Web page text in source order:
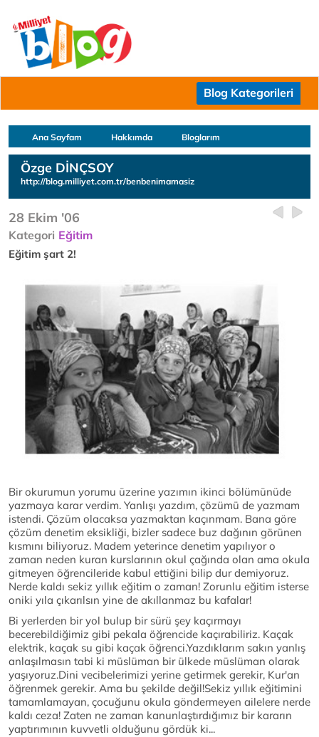
Blog Kategorileri
Ana Sayfam Hakkımda Bloglarım
Özge DİNÇSOY
http://blog.milliyet.com.tr/benbenimamasiz
28 Ekim '06
Kategori Eğitim
Eğitim şart 2!
Bir okurumun yorumu üzerine yazımın ikinci bölümünüde
yazmaya karar verdim. Yanlışı yazdım, çözümü de yazmam
istendi. Çözüm olacaksa yazmaktan kaçınmam. Bana göre
çözüm denetim eksikliği, bizler sadece buz dağının görünen
kısmını biliyoruz. Madem yeterince denetim yapılıyor o
zaman neden kuran kurslarının okul çağında olan ama okula
gitmeyen öğrencileride kabul ettiğini bilip dur demiyoruz.
Nerde kaldı sekiz yıllık eğitim o zaman! Zorunlu eğitim isterse
oniki yıla çıkarılsın yine de akıllanmaz bu kafalar!
Bi yerlerden bir yol bulup bir sürü şey kaçırmayı
becerebildiğimiz gibi pekala öğrencide kaçırabiliriz. Kaçak
elektrik, kaçak su gibi kaçak öğrenci.Yazdıklarım sakın yanlış
anlaşılmasın tabi ki müslüman bir ülkede müslüman olarak
yaşıyoruz.Dini vecibelerimizi yerine getirmek gerekir, Kur'an
öğrenmek gerekir. Ama bu şekilde değil!Sekiz yıllık eğitimini
tamamlamayan, çocuğunu okula göndermeyen ailelere nerde
kaldı ceza! Zaten ne zaman kanunlaştırdığımız bir kararın
yaptırımının kuvvetli olduğunu gördük ki...